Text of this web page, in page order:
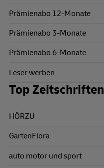
Prämienabo 12-Monate
Prämienabo 3-Monate
Prämienabo 6-Monate
Leser werben
Top Zeitschriften
HÖRZU
GartenFlora
auto motor und sport